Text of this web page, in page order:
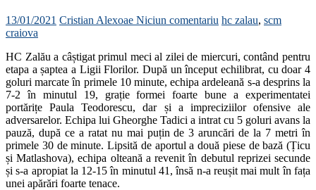
13/01/2021 Cristian Alexoae Niciun comentariu hc zalau, scm
craiova
HC Zalău a câștigat primul meci al zilei de miercuri, contând pentru
etapa a șaptea a Ligii Florilor. După un început echilibrat, cu doar 4
goluri marcate în primele 10 minute, echipa ardeleană s-a desprins la
7-2 în minutul 19, grație formei foarte bune a experimentatei
portărițe Paula Teodorescu, dar și a impreciziilor ofensive ale
adversarelor. Echipa lui Gheorghe Tadici a intrat cu 5 goluri avans la
pauză, după ce a ratat nu mai puțin de 3 aruncări de la 7 metri în
primele 30 de minute. Lipsită de aportul a două piese de bază (Țicu
și Matlashova), echipa olteană a revenit în debutul reprizei secunde
și s-a apropiat la 12-15 în minutul 41, însă n-a reușit mai mult în fața
unei apărări foarte tenace.